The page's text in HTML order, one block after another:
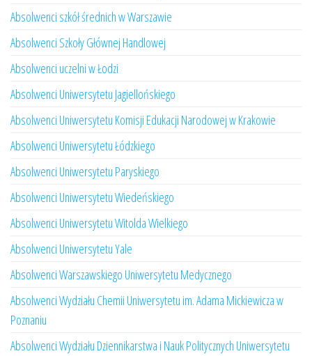
Absolwenci szkół średnich w Warszawie
Absolwenci Szkoły Głównej Handlowej
Absolwenci uczelni w Łodzi
Absolwenci Uniwersytetu Jagiellońskiego
Absolwenci Uniwersytetu Komisji Edukacji Narodowej w Krakowie
Absolwenci Uniwersytetu Łódzkiego
Absolwenci Uniwersytetu Paryskiego
Absolwenci Uniwersytetu Wiedeńskiego
Absolwenci Uniwersytetu Witolda Wielkiego
Absolwenci Uniwersytetu Yale
Absolwenci Warszawskiego Uniwersytetu Medycznego
Absolwenci Wydziału Chemii Uniwersytetu im. Adama Mickiewicza w
Poznaniu
Absolwenci Wydziału Dziennikarstwa i Nauk Politycznych Uniwersytetu